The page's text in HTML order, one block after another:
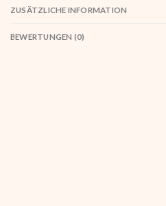
ZUSÄTZLICHE INFORMATION
BEWERTUNGEN (0)